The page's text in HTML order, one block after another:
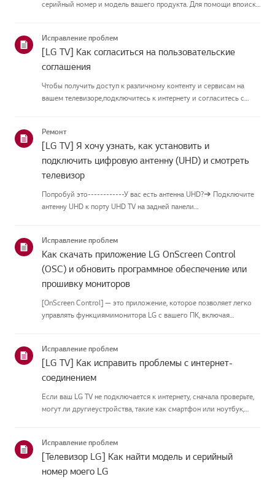
серийный номер и модель вашего продукта. Для помощи впоиске
руководство создано...
Исправление проблем
[LG TV] Как согласиться на пользовательские
соглашения
Чтобы получить доступ к различному контенту и сервисам на
вашем телевизоре,подключитесь к интернету и согласитесь с
вашеготелевизора и ...
Ремонт
[LG TV] Я хочу узнать, как установить и
подключить цифровую антенну (UHD) и смотреть
телевизор
Попробуй это------------У вас есть антенна UHD?➔ Подключите
антенну UHD к порту UHD TV на задней панели
принимать UHD-сигн...
Исправление проблем
Как скачать приложение LG OnScreen Control
(OSC) и обновить программное обеспечение или
прошивку мониторов
[OnScreen Control] — это приложение, которое позволяет легко
управлять функциямимонитора LG с вашего ПК, включая
приложение для вашей ...
Исправление проблем
[LG TV] Как исправить проблемы с интернет-
соединением
Если ваш LG TV не подключается к интернету, сначала проверьте,
могут ли другиеустройства, такие как смартфон или ноутбук,
Исправление проблем
[Телевизор LG] Как найти модель и серийный
номер моего LG